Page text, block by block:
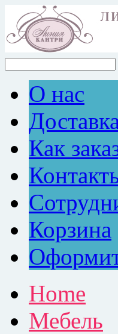
О нас
Как
Корзина
Home
Мебель